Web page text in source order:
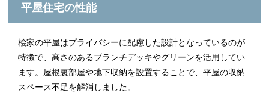
平屋住宅の性能
桧家の平屋はプライバシーに配慮した設計となっているのが
特徴で、高さのあるブランチデッキやグリーンを活用してい
ます。屋根裏部屋や地下収納を設置することで、平屋の収納
スペース不足を解消しました。